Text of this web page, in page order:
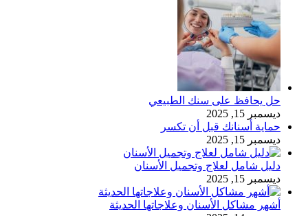
حل يحافظ على سنك الطبيعي
ديسمبر 15, 2025
حماية أسنانك قبل أن تكسر
ديسمبر 15, 2025
دليل شامل لعلاج وتجميل الأسنان
ديسمبر 15, 2025
أشهر مشاكل الأسنان وعلاجاتها الحديثة